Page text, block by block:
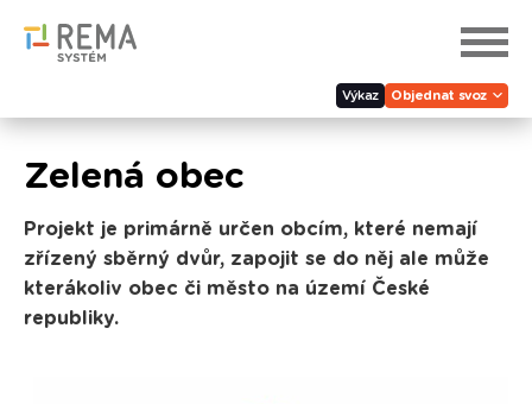
Výkaz Objednat svoz
Zelená obec
Projekt je primárně určen obcím, které nemají
zřízený sběrný dvůr, zapojit se do něj ale může
kterákoliv obec či město na území České
republiky.